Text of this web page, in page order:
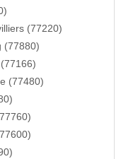
(77220)
(77880)
(77480)